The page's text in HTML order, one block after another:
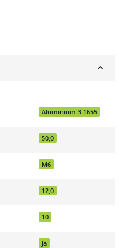
Aluminium 3.1655
50,0
M6
12,0
10
Ja